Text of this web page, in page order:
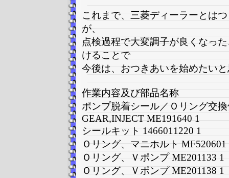
これまで、三菱ディーラーとは
が、
点検過程で大変調子が良くなっ
けることで
今後は、おつきあいを始めたい
作業内容及び部品名称
ポンプ脱着シール／Ｏリング交
GEAR,INJECT ME191640 1
シールキット 1466011220 1
Ｏリング、マニホルト MF520601
Ｏリング、Ｖポンプ ME201133 1
Ｏリング、Ｖポンプ ME201138 1